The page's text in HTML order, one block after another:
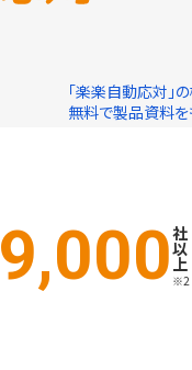
「楽楽自動応対」の
無料で製品資料を
9,000社
以
上
※2